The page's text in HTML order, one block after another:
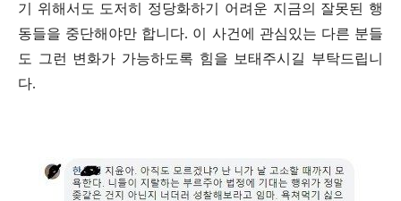
기 위해서도 도저히 정당화하기 어려운 지금의 잘못된 행
동들을 중단해야만 합니다. 이 사건에 관심있는 다른 분들
도 그런 변화가 가능하도록 힘을 보태주시길 부탁드립니
다.